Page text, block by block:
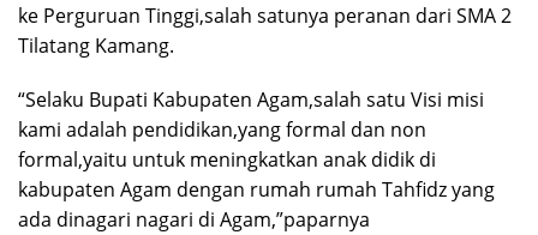
ke Perguruan Tinggi,salah satunya peranan dari SMA 2
Tilatang Kamang.
“Selaku Bupati Kabupaten Agam,salah satu Visi misi
kami adalah pendidikan,yang formal dan non
formal,yaitu untuk meningkatkan anak didik di
kabupaten Agam dengan rumah rumah Tahfidz yang
ada dinagari nagari di Agam,”paparnya